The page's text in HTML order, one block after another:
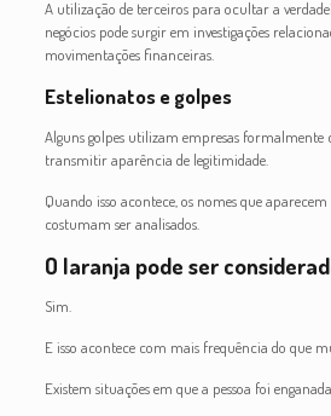
A utilização de terceiros para ocultar a
negócios pode surgir em investigações
movimentações financeiras.
Estelionatos e golpes
Alguns golpes utilizam empresas formalmente
transmitir aparência de legitimidade.
Quando isso acontece, os nomes que
costumam ser analisados.
O laranja pode ser
Sim.
E isso acontece com mais frequência do que
Existem situações em que a pessoa foi enganada.